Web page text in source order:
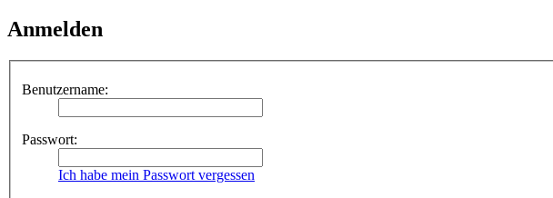
Anmelden
Benutzername:
Passwort:
Ich habe mein Passwort vergessen